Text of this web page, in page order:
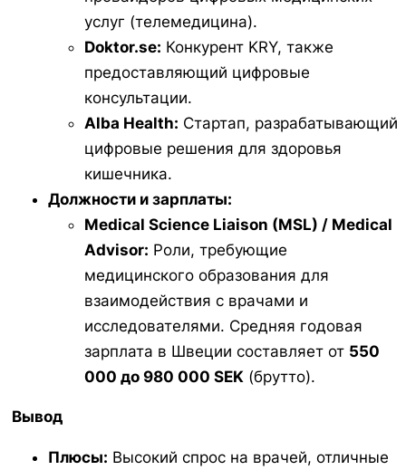
услуг (телемедицина).
Doktor.se: Конкурент KRY, также
предоставляющий цифровые
консультации.
Alba Health: Стартап, разрабатывающий
цифровые решения для здоровья
кишечника.
Должности и зарплаты:
Medical Science Liaison (MSL) / Medical
Advisor: Роли, требующие
медицинского образования для
взаимодействия с врачами и
исследователями. Средняя годовая
зарплата в Швеции составляет от 550
000 до 980 000 SEK (брутто).
Вывод
Плюсы: Высокий спрос на врачей, отличные